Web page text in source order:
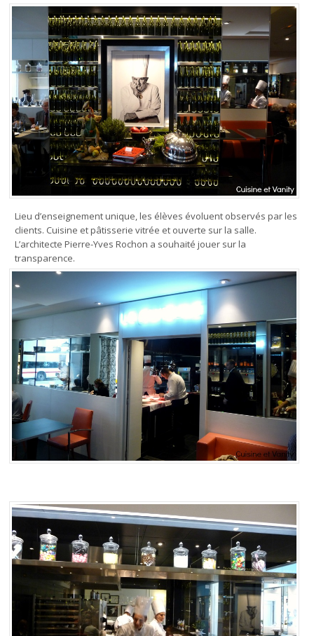
Lieu d’enseignement unique, les élèves évoluent observés par les
clients. Cuisine et pâtisserie vitrée et ouverte sur la salle.
L’architecte Pierre-Yves Rochon a souhaité jouer sur la
transparence.